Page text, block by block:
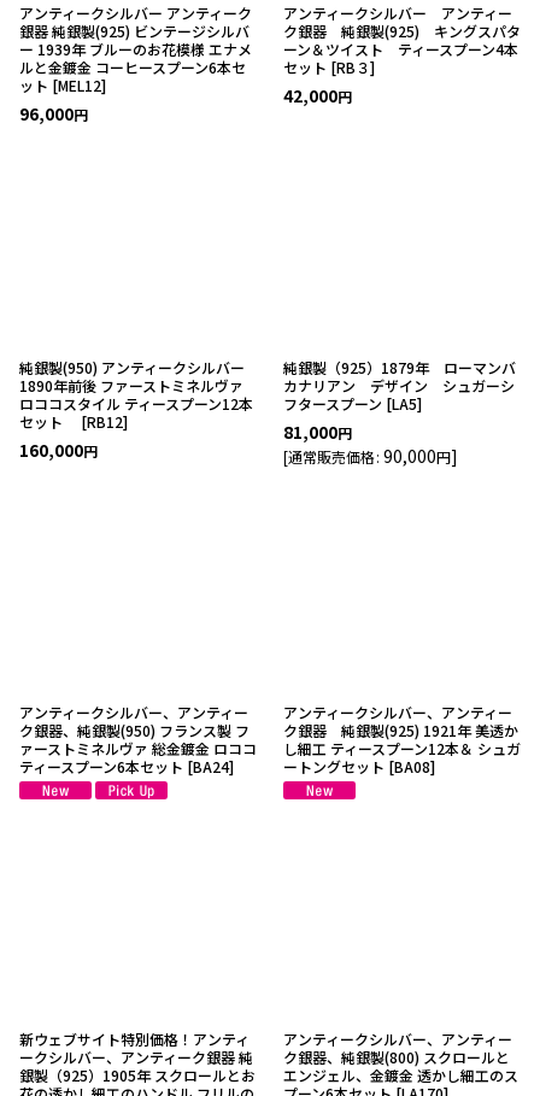
アンティークシルバー アンティーク
銀器 純銀製(925) ビンテージシルバ
ー 1939年 ブルーのお花模様 エナメ
ルと金鍍金 コーヒースプーン6本セ
ット [MEL12]
96,000円
アンティークシルバー アンティー
ク銀器 純銀製(925) キングスパタ
ーン＆ツイスト ティースプーン4本
セット [RB３]
42,000円
純銀製(950) アンティークシルバー
1890年前後 ファーストミネルヴァ
ロココスタイル ティースプーン12本
セット
[RB12]
160,000円
純銀製（925）1879年 ローマンバ
カナリアン デザイン シュガーシ
フタースプーン [LA5]
81,000円
[通常販売価格: 90,000円]
アンティークシルバー、アンティー
ク銀器、純銀製(950) フランス製 フ
ァーストミネルヴァ 総金鍍金 ロココ
ティースプーン6本セット [BA24]
アンティークシルバー、アンティー
ク銀器 純銀製(925) 1921年 美透か
し細工 ティースプーン12本＆ シュガ
ートングセット [BA08]
新ウェブサイト特別価格！アンティ
ークシルバー、アンティーク銀器 純
銀製（925）1905年 スクロールとお
アンティークシルバー、アンティー
ク銀器、純銀製(800) スクロールと
エンジェル、金鍍金 透かし細工のス